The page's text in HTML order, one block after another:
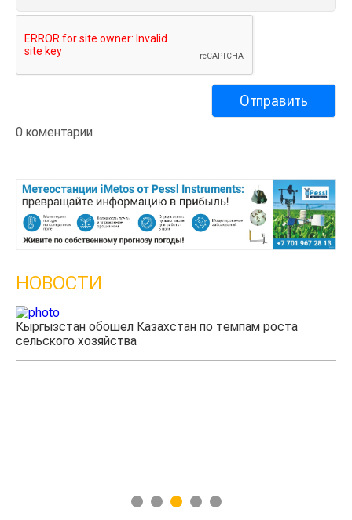
0 коментарии
НОВОСТИ
Кыргызстан обошел Казахстан по темпам роста
сельского хозяйства
1 2 3 4 5